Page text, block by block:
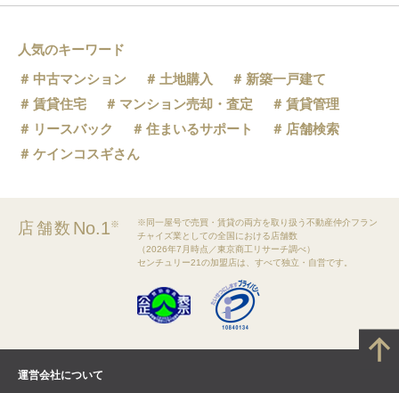
人気のキーワード
中古マンション
土地購入
新築一戸建て
賃貸住宅
マンション売却・査定
賃貸管理
リースバック
住まいるサポート
店舗検索
ケインコスギさん
店舗数 No.1※
※同一屋号で売買・賃貸の両方を取り扱う不動産仲介フラン
チャイズ業としての全国における店舗数
（2026年7月時点／東京商工リサーチ調べ）
センチュリー21の加盟店は、すべて独立・自営です。
運営会社について